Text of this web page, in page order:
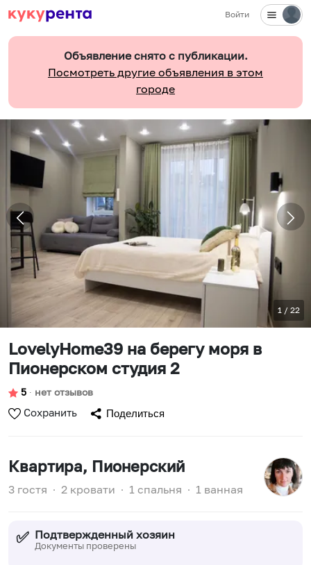
Войти
Объявление снято с публикации.
Посмотреть другие объявления в этом
городе
1 / 22
LovelyHome39 на берегу моря в
Пионерском студия 2
5 ∙ нет отзывов
Сохранить Поделиться
Квартира, Пионерский
3 гостя ∙ 2 кровати ∙ 1 спальня ∙ 1 ванная
✅ Подтвержденный хозяин
Документы проверены